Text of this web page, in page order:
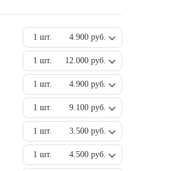
1 шт. 4.900 руб.
1 шт. 12.000 руб.
1 шт. 4.900 руб.
1 шт. 9.100 руб.
1 шт. 3.500 руб.
1 шт. 4.500 руб.